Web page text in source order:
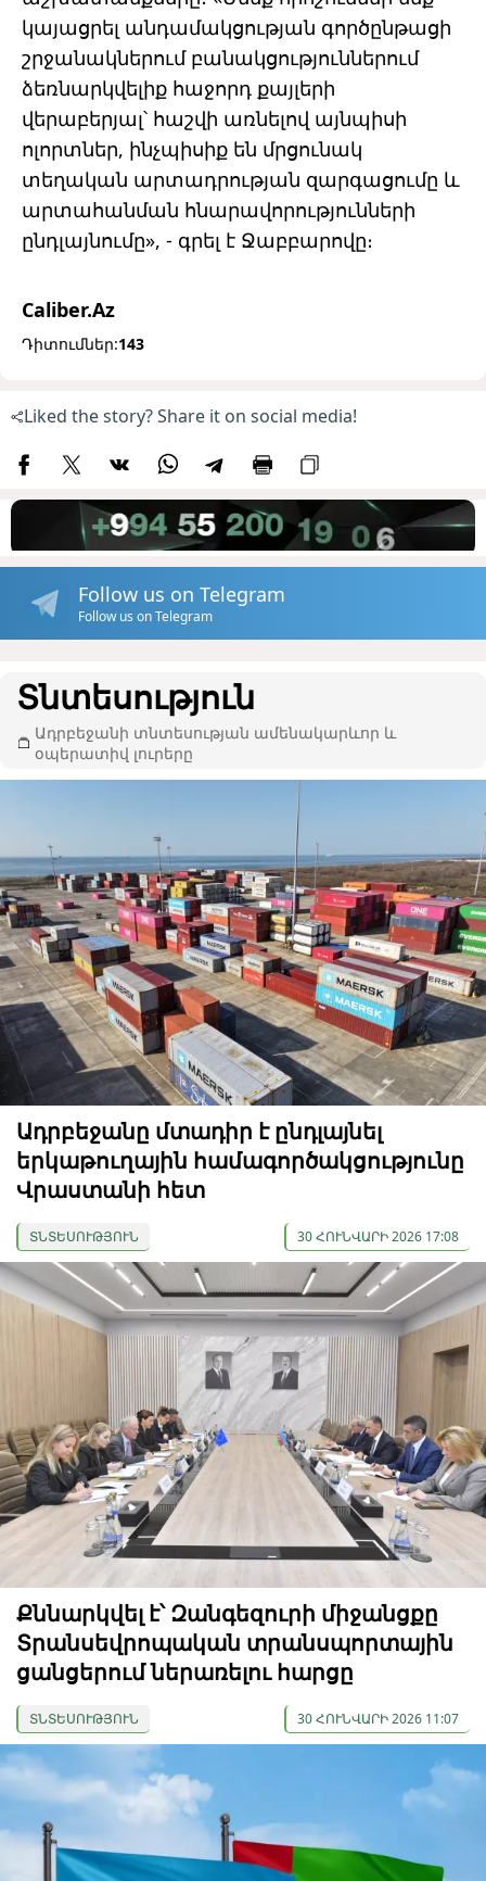
կայացրել անդամակցության գործընթացի
շրջանակներում բանակցություններում
ձեռնարկվելիք հաջորդ քայլերի
վերաբերյալ՝ հաշվի առնելով այնպիսի
ոլորտներ, ինչպիսիք են մրցունակ
տեղական արտադրության զարգացումը և
արտահանման հնարավորությունների
ընդլայնումը», - գրել է Ջաբբարովը։
Caliber.Az
Դիտումներ:143
Liked the story? Share it on social media!
Follow us on Telegram
Follow us on Telegram
Տնտեսություն
Ադրբեջանի տնտեսության ամենակարևոր և
օպերատիվ լուրերը
Ադրբեջանը մտադիր է ընդլայնել
երկաթուղային համագործակցությունը
Վրաստանի հետ
ՏՆՏԵՍՈՒԹՅՈՒՆ 30 ՀՈՒՆՎԱՐԻ 2026 17:08
Քննարկվել է՝ Զանգեզուրի միջանցքը
Տրանսեվրոպական տրանսպորտային
ցանցերում ներառելու հարցը
ՏՆՏԵՍՈՒԹՅՈՒՆ 30 ՀՈՒՆՎԱՐԻ 2026 11:07